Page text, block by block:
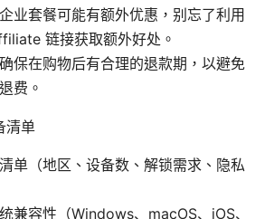
业套餐可能有额外优惠，别忘了利用
链接获取额外好处。
保在购物后有合理的退款期，以避免
费。
清单
单（地区、设备数、解锁需求、隐私
兼容性（Windows、macOS、iOS、